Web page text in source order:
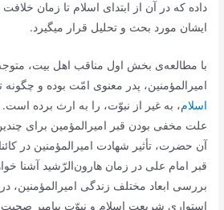
داده که در آن از ابتدای اسلام تا زمان
ایشان مورد بحث و تحلیل قرار میگیرد.
با مطالعه‌ی بخش اول مناقب اهل بیت،
امیرالمؤمنین، پدر معنوی امّت بوده و چگونه
اسلام، به غیر از نبوّت، را به ارث برده
علت مخفی بودن قبر امیرالمؤمین برای
آن حضرت، تأثیر شهادت امیرالمؤمنین در
قبر امام علی در زمان هارون‌الرّشید آشنا
بررسی ابعاد مختلف زندگی امیرالمؤمنین،
استواری شریعت اسلام و نبوّت پیامبر